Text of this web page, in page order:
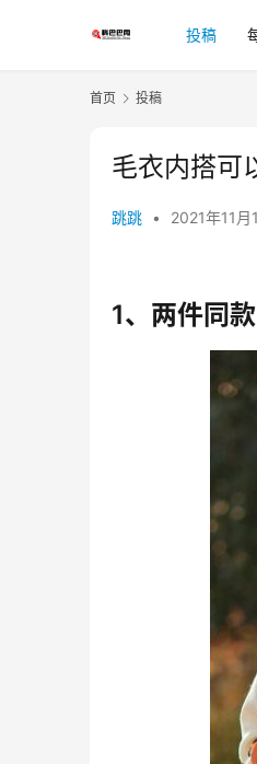
投稿
首页 投稿
毛衣内搭可
跳跳 • 2021年11
1、两件同